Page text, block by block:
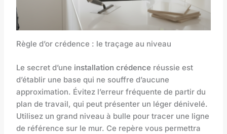
Règle d’or crédence : le traçage au niveau
Le secret d’une installation crédence réussie est
d’établir une base qui ne souffre d’aucune
approximation. Évitez l’erreur fréquente de partir du
plan de travail, qui peut présenter un léger dénivelé.
Utilisez un grand niveau à bulle pour tracer une ligne
de référence sur le mur. Ce repère vous permettra